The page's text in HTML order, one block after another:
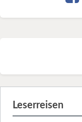
Leserreisen